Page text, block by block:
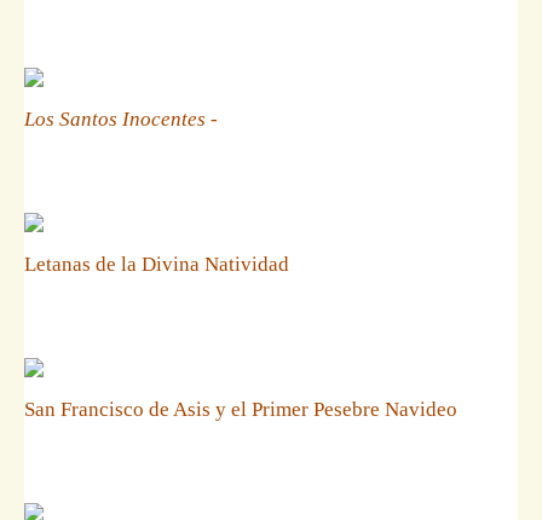
Los Santos Inocentes -
Letanas de la Divina Natividad
San Francisco de Asis y el Primer Pesebre Navideo